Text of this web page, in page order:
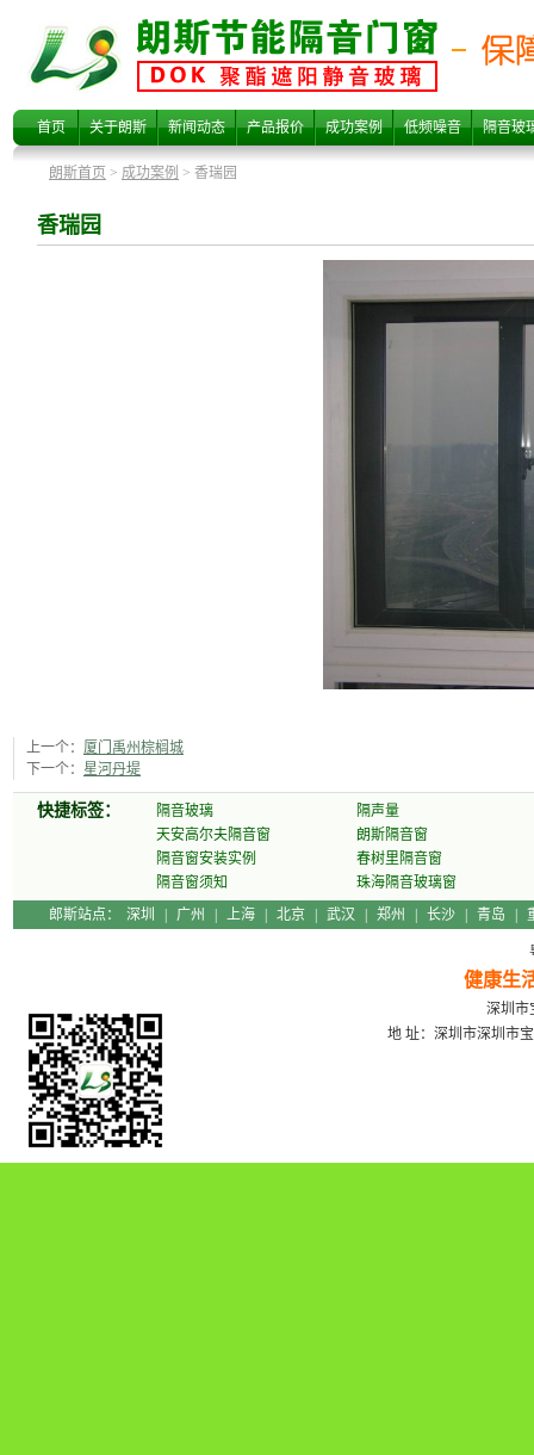
香瑞园
首页 关于朗斯 新闻动态 产品报价 成功案例 低频噪音 隔音玻
朗斯首页 > 成功案例 > 香瑞园
香瑞园
上一个： 厦门禹州棕榈城
下一个： 星河丹堤
快捷标签： 隔音玻璃
隔声量
天安高尔夫隔音窗
朗斯隔音窗
隔音窗安装实例
春树里隔音窗
隔音窗须知
珠海隔音玻璃窗
郎斯站点：
深圳 广州 上海 北京 武汉 郑州 长沙 青岛
健康生
深圳市
地 址：深圳市深圳市